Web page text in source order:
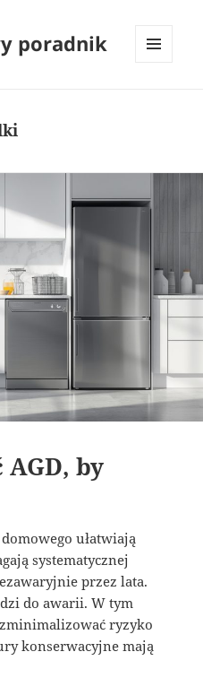
poradnik
by
ułatwiają
systematycznej
przez lata.
do awarii. W tym
ryzyko
konserwacyjne mają